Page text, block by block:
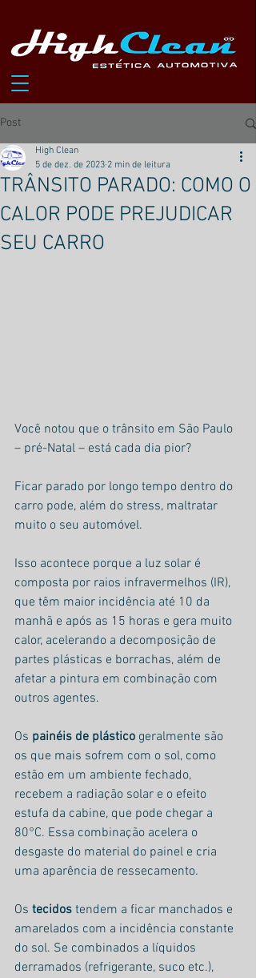
Post
TRÂNSITO PARADO: COMO O
CALOR PODE PREJUDICAR
SEU CARRO
High Clean
5 de dez. de 2023 2 min de leitura
Você notou que o trânsito em São Paulo
– pré-Natal – está cada dia pior?
Ficar parado por longo tempo dentro do
carro pode, além do stress, maltratar
muito o seu automóvel.
Isso acontece porque a luz solar é
composta por raios infravermelhos (IR),
que têm maior incidência até 10 da
manhã e após as 15 horas e gera muito
calor, acelerando a decomposição de
partes plásticas e borrachas, além de
afetar a pintura em combinação com
outros agentes.
Os painéis de plástico geralmente são
os que mais sofrem com o sol, como
estão em um ambiente fechado,
recebem a radiação solar e o efeito
estufa da cabine, que pode chegar a
80°C. Essa combinação acelera o
desgaste do material do painel e cria
uma aparência de ressecamento.
Os tecidos tendem a ficar manchados e
amarelados com a incidência constante
do sol. Se combinados a líquidos
derramados (refrigerante, suco etc.),